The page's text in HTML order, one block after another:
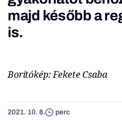
majd később a
is.
Borítókép: Fekete Csaba
2021. 10. 8. perc